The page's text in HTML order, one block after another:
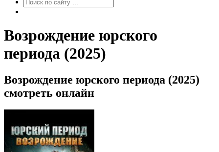
Возрождение юрского
периода (2025)
Возрождение юрского периода (2025)
смотреть онлайн